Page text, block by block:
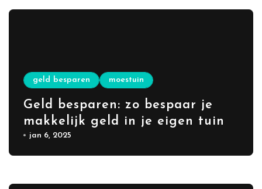
geld besparen moestuin
Geld besparen: zo bespaar je
makkelijk geld in je eigen tuin
jan 6, 2025